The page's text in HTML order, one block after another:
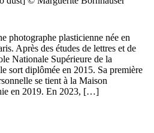
photographe plasticienne née en
Après des études de lettres et de
Nationale Supérieure de la
sort diplômée en 2015. Sa première
se tient à la Maison
en 2019. En 2023, […]